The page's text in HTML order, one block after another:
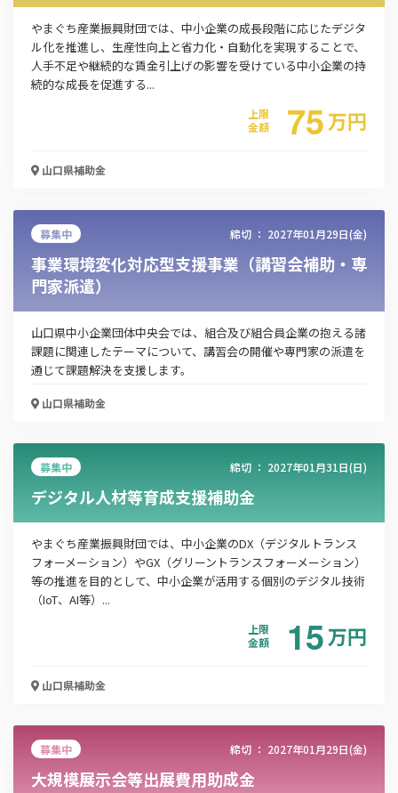
この補助金の情報をPDFダウンロード
山口県保育士試験受験対策学習費用補助事業
お名前
メールアドレス
やまぐち産業振興財団では、中小企業の成長段階に応じたデジタ
ル化を推進し、生産性向上と省力化・自動化を実現することで、
人手不足や継続的な賃金引上げの影響を受けている中小企業の持
続的な成長を促進する...
上限
金額
75万円
山口県補助金
募集中 締切 ： 2027年01月29日(金)
事業環境変化対応型支援事業（講習会補助・専
門家派遣）
山口県中小企業団体中央会では、組合及び組合員企業の抱える諸
課題に関連したテーマについて、講習会の開催や専門家の派遣を
通じて課題解決を支援します。
山口県補助金
募集中 締切 ： 2027年01月31日(日)
デジタル人材等育成支援補助金
やまぐち産業振興財団では、中小企業のDX（デジタルトランス
フォーメーション）やGX（グリーントランスフォーメーション）
等の推進を目的として、中小企業が活用する個別のデジタル技術
（IoT、AI等）...
上限
金額
15万円
山口県補助金
募集中 締切 ： 2027年01月29日(金)
大規模展示会等出展費用助成金